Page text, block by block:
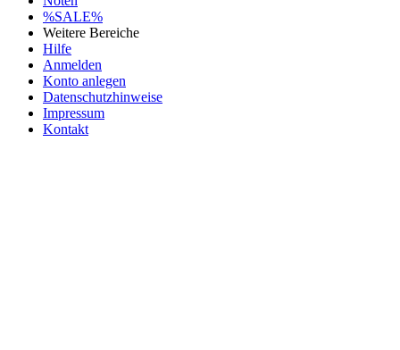
%SALE%
Weitere Bereiche
Hilfe
Anmelden
Konto anlegen
Datenschutzhinweise
Impressum
Kontakt